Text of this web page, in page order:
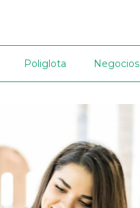
Poliglota Negocios